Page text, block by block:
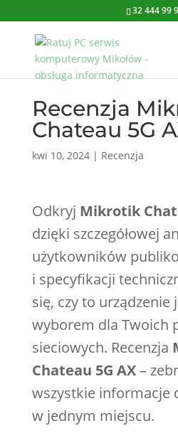
32 444 99
Recenzja
Chateau 5G
kwi 10, 2024| Recenzja
Odkryj Mikrotik
dzięki szczegółowej
użytkowników
i specyfikacji
się, czy to urządzenie
wyborem dla Twoich
sieciowych. Recenzja
Chateau 5G AX–
wszystkie informacje
w jednym miejscu.